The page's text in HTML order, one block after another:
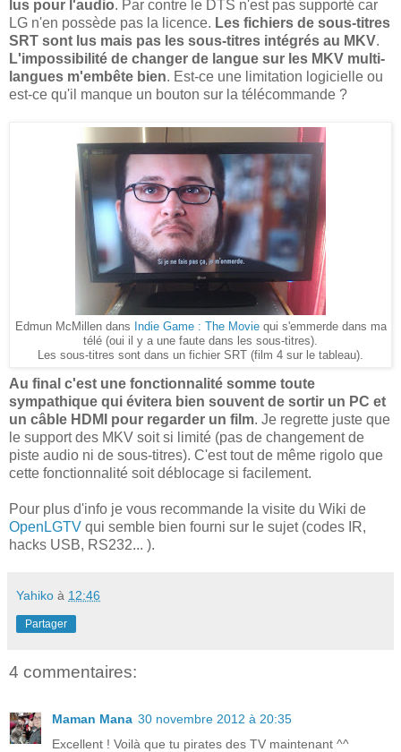
lus pour l'audio. Par contre le DTS n'est pas supporté car
LG n'en possède pas la licence. Les fichiers de sous-titres
SRT sont lus mais pas les sous-titres intégrés au MKV.
L'impossibilité de changer de langue sur les MKV multi-
langues m'embête bien. Est-ce une limitation logicielle ou
est-ce qu'il manque un bouton sur la télécommande ?
Edmun McMillen dans Indie Game : The Moviequi s'emmerde dans ma
télé (oui il y a une faute dans les sous-titres).
Les sous-titres sont dans un fichier SRT (film 4 sur le tableau).
Au final c'est une fonctionnalité somme toute
sympathique qui évitera bien souvent de sortir un PC et
un câble HDMI pour regarder un film. Je regrette juste que
le support des MKV soit si limité (pas de changement de
piste audio ni de sous-titres). C'est tout de même rigolo que
cette fonctionnalité soit déblocage si facilement.
Pour plus d'info je vous recommande la visite du Wiki de
OpenLGTV qui semble bien fourni sur le sujet (codes IR,
hacks USB, RS232... ).
Yahiko à 12:46
Partager
4 commentaires:
Maman Mana 30 novembre 2012 à 20:35
Excellent ! Voilà que tu pirates des TV maintenant ^^